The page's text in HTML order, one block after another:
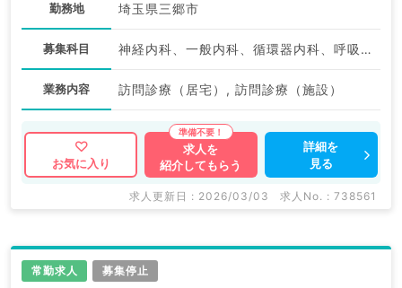
勤務地 埼玉県三郷市
募集科目 神経内科、一般内科、循環器内科、呼吸器内科、消化器内科、内分泌・代謝内科、腎臓内科、老年内科、膠原病科
業務内容 訪問診療（居宅）, 訪問診療（施設）
お気に入り
求人を
紹介してもらう
詳細を
見る
求人更新日 : 2026/03/03 求人No. : 738561
常勤求人 募集停止